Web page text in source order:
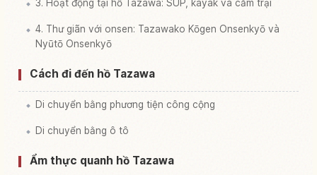
3. Hoạt động tại hồ Tazawa: SUP, kayak và cắm trại
4. Thư giãn với onsen: Tazawako Kōgen Onsenkyō và
Nyūtō Onsenkyō
Cách đi đến hồ Tazawa
Di chuyển bằng phương tiện công cộng
Di chuyển bằng ô tô
Ẩm thực quanh hồ Tazawa